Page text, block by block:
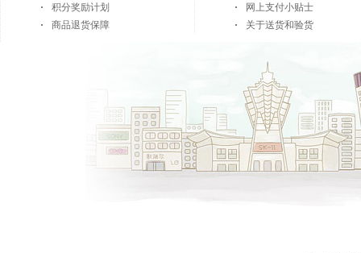
积分奖励计划
商品退货保障
网上支付小贴士
关于送货和验货